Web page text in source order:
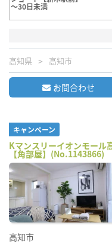
～30日未満
高知県 高知市
お問合わせ
キャンペーン
Kマンスリーイオンモール
【角部屋】(No.1143866)
高知市